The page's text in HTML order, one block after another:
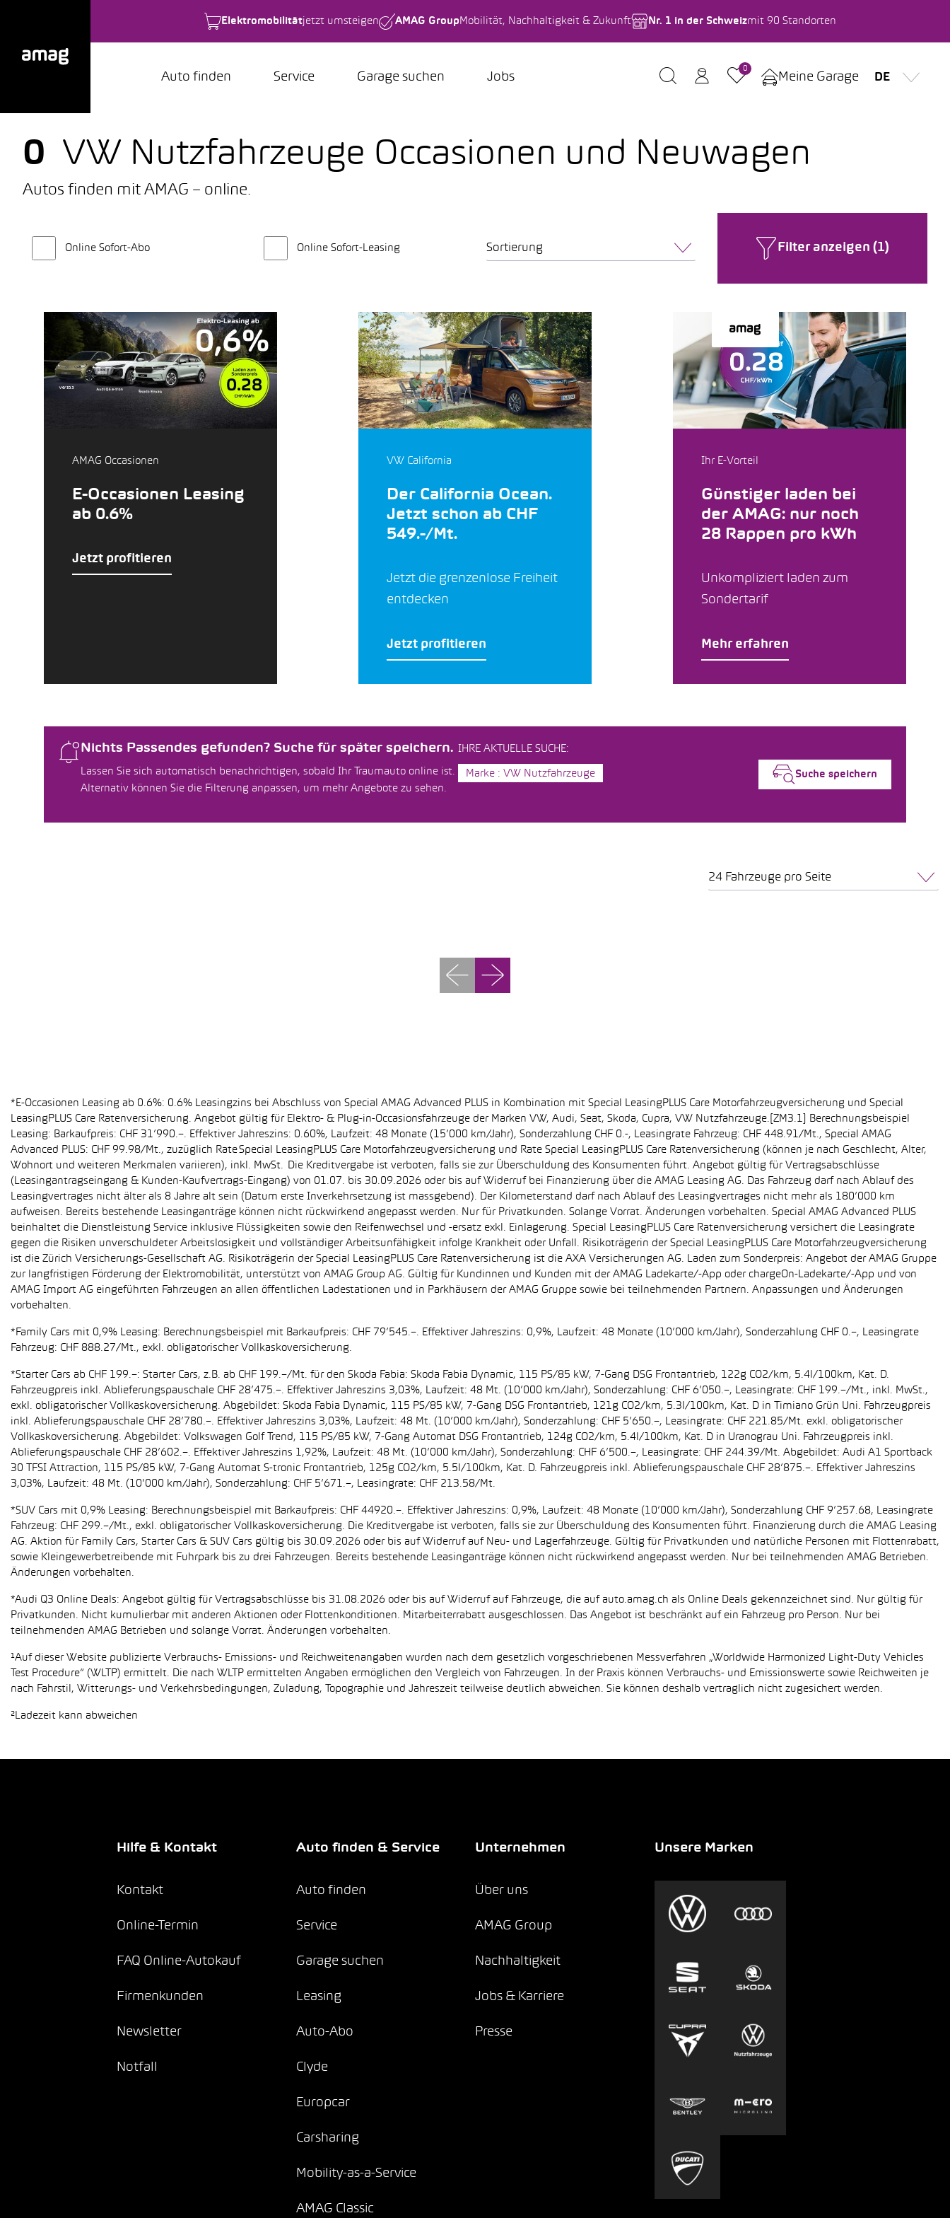
Elektromobilitätjetzt umsteigen AMAG Group Mobilität, Nachhaltigkeit & Zukunft Nr. 1 in der Schweizmit 90 Standorten
Auto finden Service Garage suchen Jobs
0
Meine Garage DE
0 VW Nutzfahrzeuge Occasionen und Neuwagen
Autos finden mit AMAG – online.
Online Sofort-Abo Online Sofort-Leasing Sortierung Filter anzeigen (1)
Nichts Passendes gefunden? Suche für später speichern.
Lassen Sie sich automatisch benachrichtigen, sobald Ihr Traumauto online ist.
Alternativ können Sie die Filterung anpassen, um mehr Angebote zu sehen.
IHRE AKTUELLE SUCHE:
Marke : VW Nutzfahrzeuge Suche speichern
AMAG Occasionen
E-Occasionen Leasing
ab 0.6%
Jetzt profitieren
VW California
Der California Ocean.
Jetzt schon ab CHF
549.-/Mt.
Jetzt die grenzenlose Freiheit
entdecken
Jetzt profitieren
Ihr E-Vorteil
Günstiger laden bei
der AMAG: nur noch
28 Rappen pro kWh
Unkompliziert laden zum
Sondertarif
Mehr erfahren
24 Fahrzeuge pro Seite
*E-Occasionen Leasing ab 0.6%: 0.6% Leasingzins bei Abschluss von Special AMAG Advanced PLUS in Kombination mit Special LeasingPLUS Care Motorfahrzeugversicherung und Special
LeasingPLUS Care Ratenversicherung. Angebot gültig für Elektro- & Plug-in-Occasionsfahrzeuge der Marken VW, Audi, Seat, Skoda, Cupra, VW Nutzfahrzeuge.[ZM3.1] Berechnungsbeispiel
Leasing: Barkaufpreis: CHF 31’990.–. Effektiver Jahreszins: 0.60%, Laufzeit: 48 Monate (15’000 km/Jahr), Sonderzahlung CHF 0.-, Leasingrate Fahrzeug: CHF 448.91/Mt., Special AMAG
Advanced PLUS: CHF 99.98/Mt., zuzüglich Rate Special LeasingPLUS Care Motorfahrzeugversicherung und Rate Special LeasingPLUS Care Ratenversicherung (können je nach Geschlecht, Alter,
Wohnort und weiteren Merkmalen variieren), inkl. MwSt. Die Kreditvergabe ist verboten, falls sie zur Überschuldung des Konsumenten führt. Angebot gültig für Vertragsabschlüsse
(Leasingantragseingang & Kunden-Kaufvertrags-Eingang) von 01.07. bis 30.09.2026 oder bis auf Widerruf bei Finanzierung über die AMAG Leasing AG. Das Fahrzeug darf nach Ablauf des
Leasingvertrages nicht älter als 8 Jahre alt sein (Datum erste Inverkehrsetzung ist massgebend). Der Kilometerstand darf nach Ablauf des Leasingvertrages nicht mehr als 180’000 km
aufweisen. Bereits bestehende Leasinganträge können nicht rückwirkend angepasst werden. Nur für Privatkunden. Solange Vorrat. Änderungen vorbehalten. Special AMAG Advanced PLUS
beinhaltet die Dienstleistung Service inklusive Flüssigkeiten sowie den Reifenwechsel und -ersatz exkl. Einlagerung. Special LeasingPLUS Care Ratenversicherung versichert die Leasingrate
gegen die Risiken unverschuldeter Arbeitslosigkeit und vollständiger Arbeitsunfähigkeit infolge Krankheit oder Unfall. Risikoträgerin der Special LeasingPLUS Care Motorfahrzeugversicherung
ist die Zürich Versicherungs-Gesellschaft AG. Risikoträgerin der Special LeasingPLUS Care Ratenversicherung ist die AXA Versicherungen AG. Laden zum Sonderpreis: Angebot der AMAG Gruppe
zur langfristigen Förderung der Elektromobilität, unterstützt von AMAG Group AG. Gültig für Kundinnen und Kunden mit der AMAG Ladekarte/-App oder chargeOn-Ladekarte/-App und von
AMAG Import AG eingeführten Fahrzeugen an allen öffentlichen Ladestationen und in Parkhäusern der AMAG Gruppe sowie bei teilnehmenden Partnern. Anpassungen und Änderungen
vorbehalten.
*Family Cars mit 0,9% Leasing: Berechnungsbeispiel mit Barkaufpreis: CHF 79’545.–. Effektiver Jahreszins: 0,9%, Laufzeit: 48 Monate (10’000 km/Jahr), Sonderzahlung CHF 0.–, Leasingrate
Fahrzeug: CHF 888.27/Mt., exkl. obligatorischer Vollkaskoversicherung.
*Starter Cars ab CHF 199.–: Starter Cars, z.B. ab CHF 199.–/Mt. für den Skoda Fabia: Skoda Fabia Dynamic, 115 PS/85 kW, 7-Gang DSG Frontantrieb, 122g CO2/km, 5.4l/100km, Kat. D.
Fahrzeugpreis inkl. Ablieferungspauschale CHF 28’475.–. Effektiver Jahreszins 3,03%, Laufzeit: 48 Mt. (10’000 km/Jahr), Sonderzahlung: CHF 6’050.–, Leasingrate: CHF 199.–/Mt., inkl. MwSt.,
exkl. obligatorischer Vollkaskoversicherung. Abgebildet: Skoda Fabia Dynamic, 115 PS/85 kW, 7-Gang DSG Frontantrieb, 121g CO2/km, 5.3l/100km, Kat. D in Timiano Grün Uni. Fahrzeugpreis
inkl. Ablieferungspauschale CHF 28’780.–. Effektiver Jahreszins 3,03%, Laufzeit: 48 Mt. (10’000 km/Jahr), Sonderzahlung: CHF 5’650.–, Leasingrate: CHF 221.85/Mt. exkl. obligatorischer
Vollkaskoversicherung. Abgebildet: Volkswagen Golf Trend, 115 PS/85 kW, 7-Gang Automat DSG Frontantrieb, 124g CO2/km, 5.4l/100km, Kat. D in Uranograu Uni. Fahrzeugpreis inkl.
Ablieferungspauschale CHF 28’602.–. Effektiver Jahreszins 1,92%, Laufzeit: 48 Mt. (10’000 km/Jahr), Sonderzahlung: CHF 6’500.–, Leasingrate: CHF 244.39/Mt. Abgebildet: Audi A1 Sportback
30 TFSI Attraction, 115 PS/85 kW, 7-Gang Automat S-tronic Frontantrieb, 125g CO2/km, 5.5l/100km, Kat. D. Fahrzeugpreis inkl. Ablieferungspauschale CHF 28’875.–. Effektiver Jahreszins
3,03%, Laufzeit: 48 Mt. (10'000 km/Jahr), Sonderzahlung: CHF 5’671.–, Leasingrate: CHF 213.58/Mt.
*SUV Cars mit 0,9% Leasing: Berechnungsbeispiel mit Barkaufpreis: CHF 44920.–. Effektiver Jahreszins: 0,9%, Laufzeit: 48 Monate (10’000 km/Jahr), Sonderzahlung CHF 9’257.68, Leasingrate
Fahrzeug: CHF 299.–/Mt., exkl. obligatorischer Vollkaskoversicherung. Die Kreditvergabe ist verboten, falls sie zur Überschuldung des Konsumenten führt. Finanzierung durch die AMAG Leasing
AG. Aktion für Family Cars, Starter Cars & SUV Cars gültig bis 30.09.2026 oder bis auf Widerruf auf Neu- und Lagerfahrzeuge. Gültig für Privatkunden und natürliche Personen mit Flottenrabatt,
sowie Kleingewerbetreibende mit Fuhrpark bis zu drei Fahrzeugen. Bereits bestehende Leasinganträge können nicht rückwirkend angepasst werden. Nur bei teilnehmenden AMAG Betrieben.
Änderungen vorbehalten.
*Audi Q3 Online Deals: Angebot gültig für Vertragsabschlüsse bis 31.08.2026 oder bis auf Widerruf auf Fahrzeuge, die auf auto.amag.ch als Online Deals gekennzeichnet sind. Nur gültig für
Privatkunden. Nicht kumulierbar mit anderen Aktionen oder Flottenkonditionen. Mitarbeiterrabatt ausgeschlossen. Das Angebot ist beschränkt auf ein Fahrzeug pro Person. Nur bei
teilnehmenden AMAG Betrieben und solange Vorrat. Änderungen vorbehalten.
¹Auf dieser Website publizierte Verbrauchs- Emissions- und Reichweitenangaben wurden nach dem gesetzlich vorgeschriebenen Messverfahren „Worldwide Harmonized Light-Duty Vehicles
Test Procedure“ (WLTP) ermittelt. Die nach WLTP ermittelten Angaben ermöglichen den Vergleich von Fahrzeugen. In der Praxis können Verbrauchs- und Emissionswerte sowie Reichweiten je
nach Fahrstil, Witterungs- und Verkehrsbedingungen, Zuladung, Topographie und Jahreszeit teilweise deutlich abweichen. Sie können deshalb vertraglich nicht zugesichert werden.
²Ladezeit kann abweichen
Hilfe & Kontakt
Kontakt
Online-Termin
FAQ Online-Autokauf
Firmenkunden
Newsletter
Notfall
Auto finden & Service
Auto finden
Service
Garage suchen
Leasing
Auto-Abo
Clyde
Europcar
Carsharing
Mobility-as-a-Service
AMAG Classic
Unternehmen
Über uns
AMAG Group
Nachhaltigkeit
Jobs & Karriere
Presse
Unsere Marken